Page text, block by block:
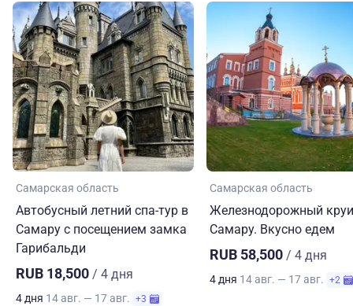
Самарская область
Автобусный летний спа-тур в
Самару с посещением замка
Гарибальди
RUB 18,500 / 4 дня
4 дня 14 авг. — 17 авг. +3
Самарская область
Железнодорожный
Самару. Вкусно едем
RUB 58,500 / 4 дня
4 дня 14 авг. — 17 авг. +2